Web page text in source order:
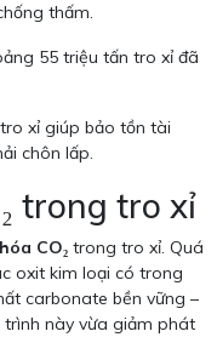
thấm.
55 triệu tấn tro xỉ đã
xỉ giúp bảo tồn tài
chôn lấp.
trong tro xỉ
CO₂ trong tro xỉ. Quá
oxit kim loại có trong
carbonate bền vững –
trình này vừa giảm phát